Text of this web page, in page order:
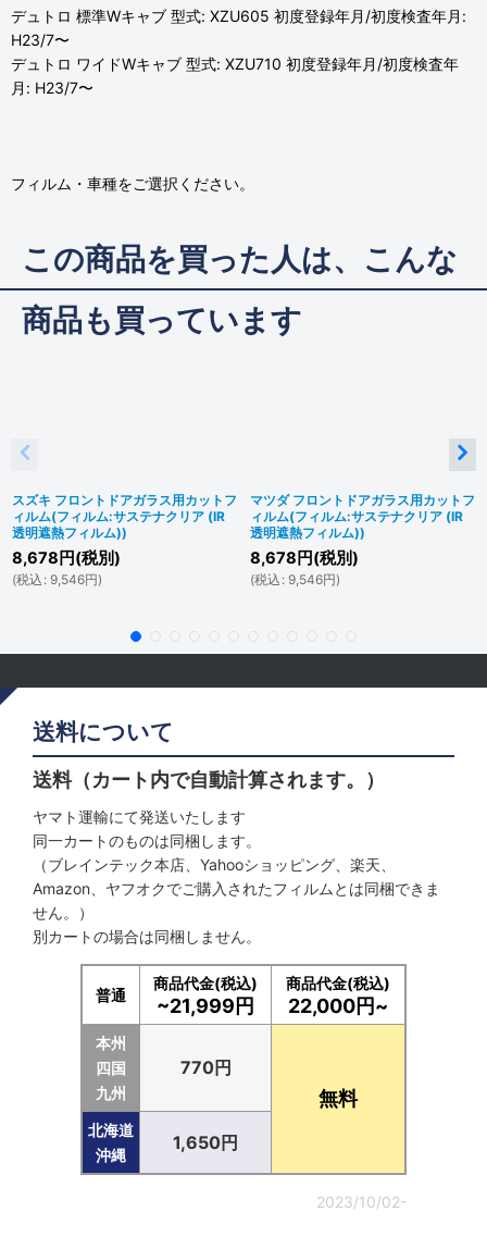
デュトロ 標準Wキャブ 型式: XZU605 初度登録年月/初度検査年月:
H23/7〜
デュトロ ワイドWキャブ 型式: XZU710 初度登録年月/初度検査年
月: H23/7〜
フィルム・車種をご選択ください。
この商品を買った人は、こんな
商品も買っています
スズキ フロントドアガラス用カットフ
ィルム(フィルム:サステナクリア (IR
透明遮熱フィルム))
8,678 円(税別)
(税込 : 9,546円)
マツダ フロントドアガラス用カットフ
ィルム(フィルム:サステナクリア (IR
透明遮熱フィルム))
8,678 円(税別)
(税込 : 9,546円)
送料について
送料（カート内で自動計算されます。）
ヤマト運輸にて発送いたします
同一カートのものは同梱します。
（ブレインテック本店、Yahooショッピング、楽天、
Amazon、ヤフオクでご購入されたフィルムとは同梱できま
せん。）
別カートの場合は同梱しません。
普通
商品代金(税込)
~21,999円
商品代金(税込)
22,000円~
本州
四国
九州
770円
無料
北海道
沖縄
1,650円
2023/10/02-